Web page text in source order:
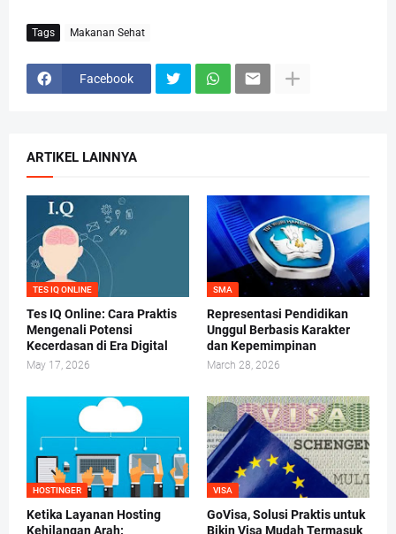
Tags Makanan Sehat
Facebook
ARTIKEL LAINNYA
TES IQ ONLINE
Tes IQ Online: Cara Praktis
Mengenali Potensi
Kecerdasan di Era Digital
May 17, 2026
SMA
Representasi Pendidikan
Unggul Berbasis Karakter
dan Kepemimpinan
March 28, 2026
HOSTINGER
Ketika Layanan Hosting
Kehilangan Arah:
VISA
GoVisa, Solusi Praktis untuk
Bikin Visa Mudah Termasuk